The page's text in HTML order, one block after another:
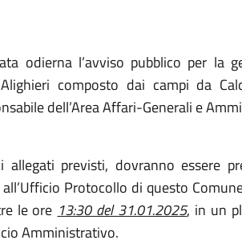
odierna l’avviso pubblico per la
composto dai campi da
dell’Area Affari-Generali e
allegati previsti, dovranno essere
Protocollo di questo
le ore 13:30 del 31.01.2025, in un
Amministrativo.